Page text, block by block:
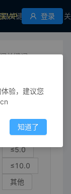
关键词
VIP 登录
关键词
不限
≤1.0
≤5.0
≤10.0
其他
验，建议您
知道了